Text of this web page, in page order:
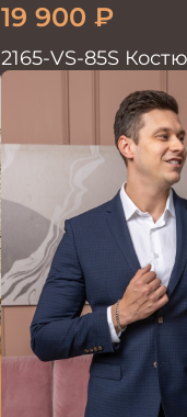
19 900 ₽
2165-VS-85S
двойка